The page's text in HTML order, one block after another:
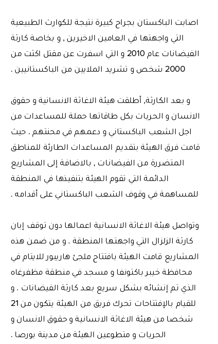
اصابت الباكستان بجراح كبيرة نتيجة للكوارث الطبيعية
التي واجهتها في العامين الاخيرين , و بخاصة كارثة
الفيضانات عام 2010 و التي اسفرت عن مقتل اكثت من
2000 شخص و تشريد الملايين من الباكستانيين .
و بعد الكارثة, أطلقت هيئة الاغاثة الانسانية و حقوق
الانسان و الحريات بكل طاقاتها حملة للمساعدات من
اجل الشعب الباكستاني و دعمهم في محنتهم . حيث
قامت فرق الهيئة بتقديم المساعدات الطارئة للمناطق
المتضررة من الفيضانات , بالاضافة إلى المشاريع
الدائمة التي تقوم الهيئة بتنفيذها في المنطقة
للمساهمة في وقوف الشعب الباكستاني على أقدامه .
وتواصل هيئة الاغاثة الانسانية اعمالها دون توقف إبان
كارثة الزلزال التي واجهتها المنطقة . و من ضمن هذه
المشاريع قامت الهيئة بافتتاح ملجئ هاريبور للايتام في
محافظة خيبر باكتونفا و مسجد في منطقة مظفرغاه
الذي تم إنشائه بشكل سريع بعد كارثة الفيضانات . و
للقيام بالإفتتاحات تحرك فريق من الهيئة يتكون من 21
شخصا من هيئة الاغاثة الانسانية و حقوق الانسان و
الحريات و متطوعين الهيئة من مدينة بورصا .